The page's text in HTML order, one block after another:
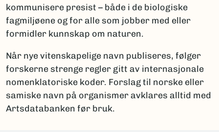
kommunisere presist – både i de biologiske
fagmiljøene og for alle som jobber med eller
formidler kunnskap om naturen.
Når nye vitenskapelige navn publiseres, følger
forskerne strenge regler gitt av internasjonale
nomenklatoriske koder. Forslag til norske eller
samiske navn på organismer avklares alltid med
Artsdatabanken før bruk.